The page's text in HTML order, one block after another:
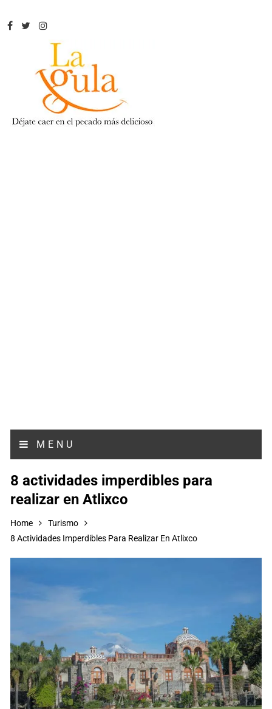
MENU
8 actividades imperdibles para
realizar en Atlixco
Home
Turismo
8 Actividades Imperdibles Para Realizar En Atlixco